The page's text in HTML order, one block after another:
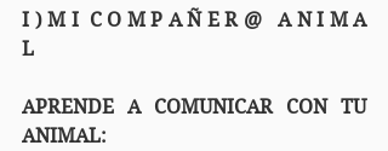
I ) M I  C O M P A Ñ E R @   A N I M A
L
APRENDE A COMUNICAR CON TU
ANIMAL: